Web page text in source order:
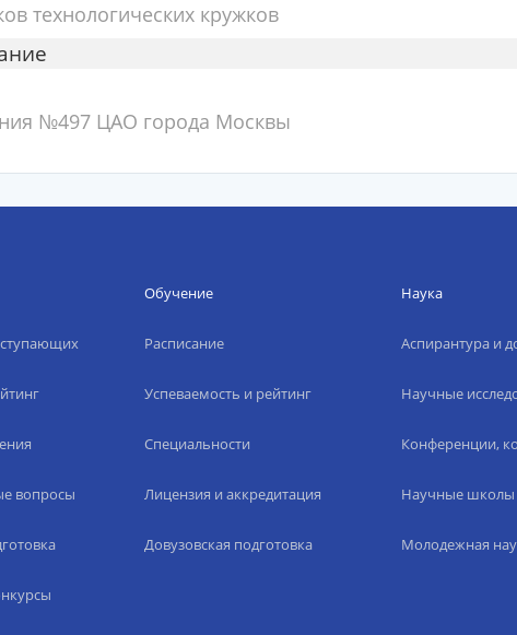
технологических кружков
№497 ЦАО города Москвы
вопросы
Обучение
Расписание
Успеваемость и рейтинг
Специальности
Лицензия и аккредитация
Довузовская подготовка
Наука
Аспирантура и
Научные
Конференции,
Научные школы
Молодежная